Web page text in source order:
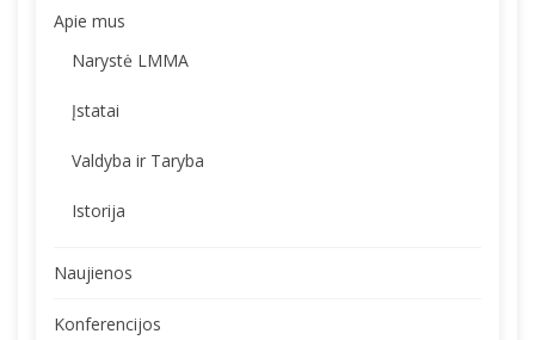
Apie mus
Narystė LMMA
Įstatai
Valdyba ir Taryba
Istorija
Naujienos
Konferencijos